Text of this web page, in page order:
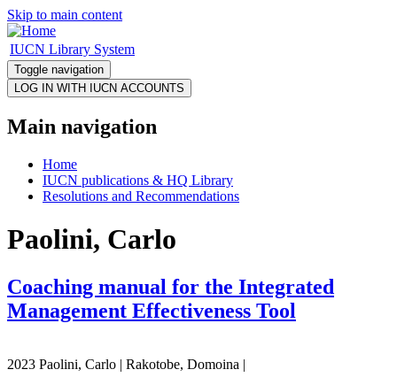
Skip to main content
IUCN Library System
Toggle navigation
Main navigation
Home
IUCN publications & HQ Library
Resolutions and Recommendations
Paolini, Carlo
Coaching manual for the Integrated
Management Effectiveness Tool
2023 Paolini, Carlo | Rakotobe, Domoina |